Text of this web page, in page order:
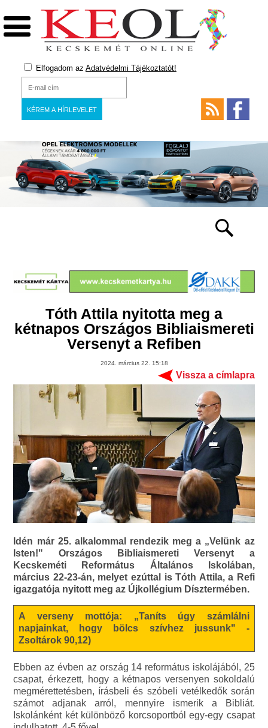
Elfogadom az Adatvédelmi Tájékoztatót!
Tóth Attila nyitotta meg a
kétnapos Országos Bibliaismereti
Versenyt a Refiben
2024. március 22. 15:18
Vissza a címlapra
Idén már 25. alkalommal rendezik meg a „Velünk az
Isten!" Országos Bibliaismereti Versenyt a
Kecskeméti Református Általános Iskolában,
március 22-23-án, melyet ezúttal is Tóth Attila, a Refi
igazgatója nyitott meg az Újkollégium Dísztermében.
A verseny mottója: „Taníts úgy számlálni
napjainkat, hogy bölcs szívhez jussunk" -
Zsoltárok 90,12)
Ebben az évben az ország 14 református iskolájából, 25
csapat, érkezett, hogy a kétnapos versenyen sokoldalú
megmérettetésben, írásbeli és szóbeli vetélkedők során
számot adjanak arról, mennyire ismerik a Bibliát.
Iskolánként két különböző korcsoportból egy-egy csapat